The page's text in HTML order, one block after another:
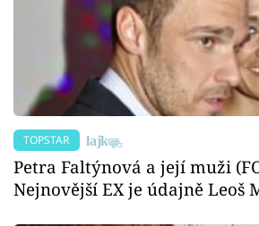
TOPSTAR
Petra Faltýnová a její muži
Nejnovější EX je údajně Leoš